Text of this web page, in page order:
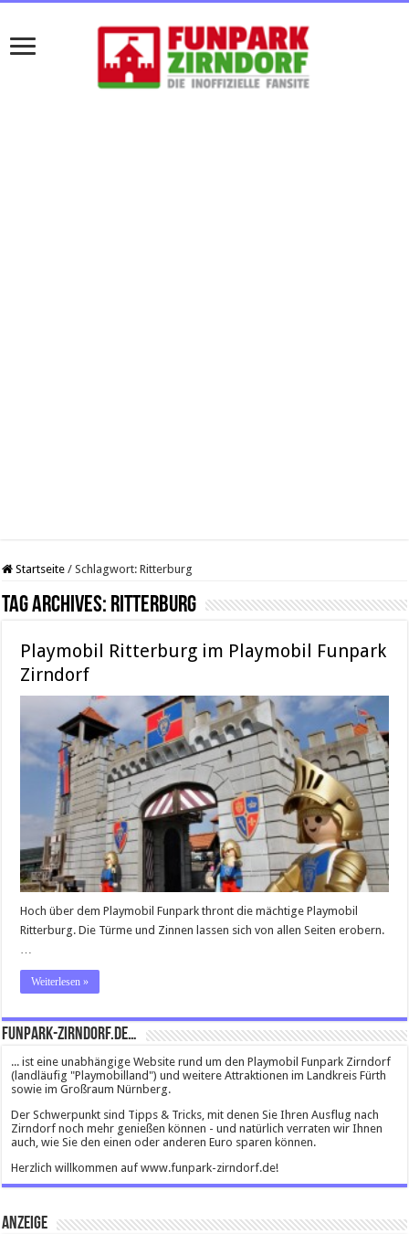
Startseite / Schlagwort:Ritterburg
Tag Archives: Ritterburg
Playmobil Ritterburg im Playmobil Funpark
Zirndorf
Hoch über dem Playmobil Funpark thront die mächtige Playmobil
Ritterburg. Die Türme und Zinnen lassen sich von allen Seiten erobern.
Weiterlesen »
Funpark-Zirndorf.de…
... ist eine unabhängige Website rund um den Playmobil Funpark Zirndorf
(landläufig "Playmobilland") und weitere Attraktionen im Landkreis Fürth
sowie im Großraum Nürnberg.
Der Schwerpunkt sind Tipps & Tricks, mit denen Sie Ihren Ausflug nach
Zirndorf noch mehr genießen können - und natürlich verraten wir Ihnen
auch, wie Sie den einen oder anderen Euro sparen können.
Herzlich willkommen auf www.funpark-zirndorf.de!
Anzeige